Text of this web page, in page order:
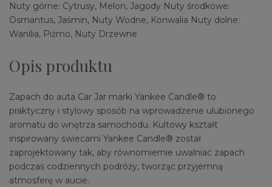
Nuty górne: Cytrusy, Melon, Jagody Nuty środkowe:
Osmantus, Jaśmin, Nuty Wodne, Konwalia Nuty dolne:
Wanilia, Piżmo, Nuty Drzewne
Opis produktu
Zapach do auta Car Jar marki Yankee Candle® to
praktyczny i stylowy sposób na wprowadzenie ulubionego
aromatu do wnętrza samochodu. Kultowy kształt
inspirowany świecami Yankee Candle® został
zaprojektowany tak, aby równomiernie uwalniać zapach
podczas codziennych podróży, tworząc przyjemną
atmosferę w aucie.